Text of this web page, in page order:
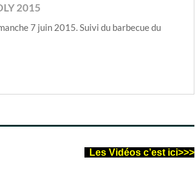
2015
7 juin 2015. Suivi du barbecue du
Les Vidéos c’est ici>>>